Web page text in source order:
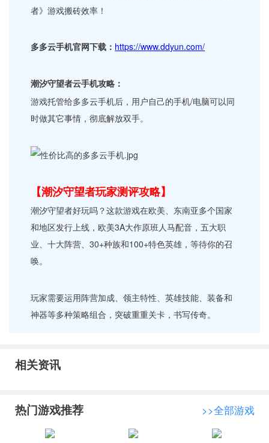
者》游戏搬砖效率！
多多云手机官网下载： https://www.ddyun.com/
潮汐守望者云手机攻略：
游戏托管给多多云手机后，用户自己的手机/电脑可以同
时做其它事情，彻底解放双手。
【潮汐守望者玩家测评攻略】
潮汐守望者好玩吗？这款游戏在欧美、东南亚多个国家
和地区发行上线，欧美3A大作原班人马配音，五大职
业、十大阵营、30+种族和100+特色英雄，等待你的召
唤。
玩家需要运用阵营加成、领主特性、英雄技能、装备和
神器等多种策略组合，突破重重关卡，书写传奇。
相关资讯
热门游戏推荐 >>全部游戏